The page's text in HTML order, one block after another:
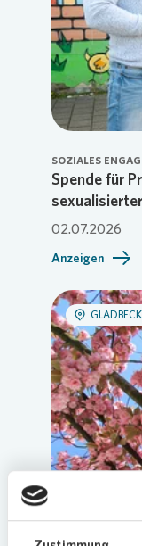
SOZIALES
Spende für
02.07.2026
Anzeigen
GLADBECK